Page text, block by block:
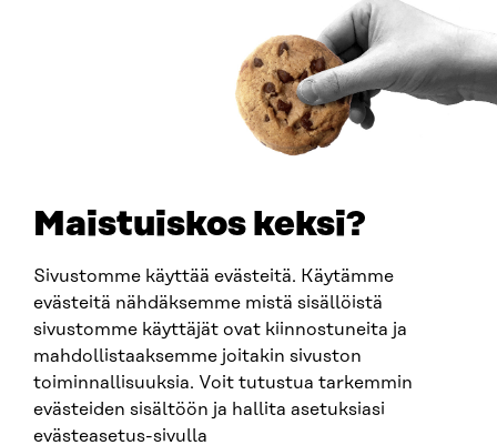
Maistuiskos keksi?
Sivustomme käyttää evästeitä. Käytämme
evästeitä nähdäksemme mistä sisällöistä
sivustomme käyttäjät ovat kiinnostuneita ja
mahdollistaaksemme joitakin sivuston
toiminnallisuuksia. Voit tutustua tarkemmin
evästeiden sisältöön ja hallita asetuksiasi
evästeasetus-sivulla
SITRA SOSIAALISESSA MEDIASSA
LinkedIn
Instagram
YouTube